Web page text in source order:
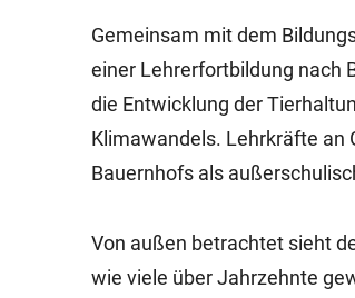
Gemeinsam mit dem
einer Lehrerfortbildung nach
die Entwicklung der
Klimawandels. Lehrkräfte an
Bauernhofs als
Von außen betrachtet sieht
wie viele über Jahrzehnte